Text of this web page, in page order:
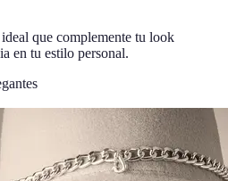
que complemente tu look
en tu estilo personal.